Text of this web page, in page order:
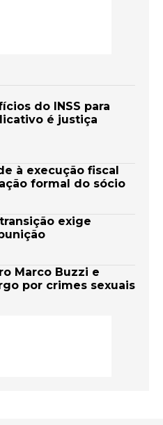
do INSS para
é justiça
à execução fiscal
formal do sócio
exige
Marco Buzzi e
por crimes sexuais